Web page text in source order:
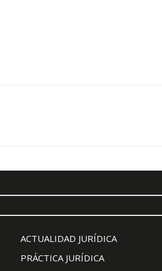
ACTUALIDAD JURÍDICA
PRÁCTICA JURÍDICA